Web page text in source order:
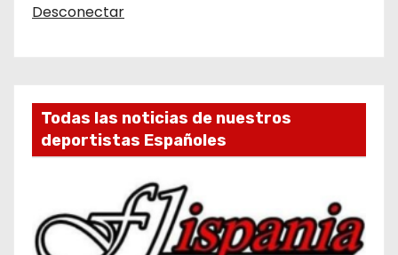
Desconectar
Todas las noticias de nuestros
deportistas Españoles